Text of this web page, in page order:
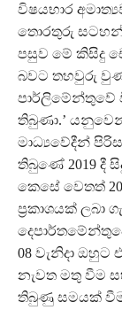
විෂයභාර
තොරතුරු සටහන්
පසුව මේ කිසිදු
බවට තහවුරු
පාර්ලිමේන්තුවේ
තිබුණා.’
මාධ්‍යවේදීන්
තිබුණේ 2019 දී
කෙසේ වෙතත්
ප්‍රකාශයක් ලබා
08 වැනිදා
නැවත මතු වීම
තිබුණු සමයක්